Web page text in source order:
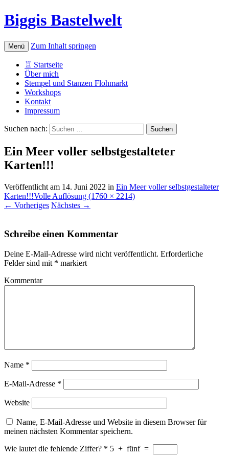
Biggis Bastelwelt
Menü Zum Inhalt springen
♖ Startseite
Über mich
Stempel und Stanzen Flohmarkt
Workshops
Kontakt
Impressum
Suchen nach:
Ein Meer voller selbstgestalteter
Karten!!!
Veröffentlicht am 14. Juni 2022 in Ein Meer voller selbstgestalteter
Karten!!!Volle Auflösung (1760 × 2214)
← Vorheriges Nächstes →
Schreibe einen Kommentar
Deine E-Mail-Adresse wird nicht veröffentlicht. Erforderliche
Felder sind mit * markiert
Kommentar
Name *
E-Mail-Adresse *
Website
Name, E-Mail-Adresse und Website in diesem Browser für
meinen nächsten Kommentar speichern.
Wie lautet die fehlende Ziffer? * 5 + fünf =